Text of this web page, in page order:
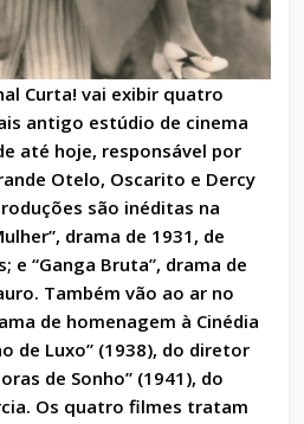
Curta! vai exibir quatro
antigo estúdio de cinema
até hoje, responsável por
Otelo, Oscarito e Dercy
são inéditas na
drama de 1931, de
e “Ganga Bruta”, drama de
Também vão ao ar no
de homenagem à Cinédia
de Luxo” (1938), do diretor
de Sonho” (1941), do
Os quatro filmes tratam